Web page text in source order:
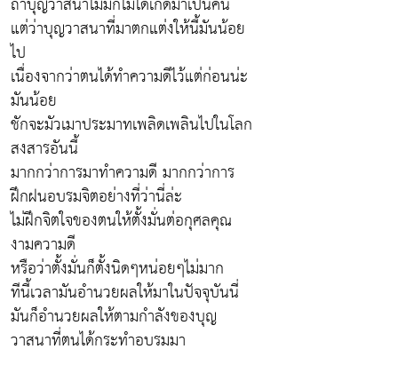
แต่ว่าบุญวาสนาที่มาตกแต่งให้นี้มันน้อย
ไป
เนื่องจากว่าตนได้ทำความดีไว้แต่ก่อนน่ะ
มันน้อย
ชักจะมัวเมาประมาทเพลิดเพลินไปในโลก
สงสารอันนี้
มากกว่าการมาทำความดี มากกว่าการ
ฝึกฝนอบรมจิตอย่างที่ว่านี่ล่ะ
ไม่ฝึกจิตใจของตนให้ตั้งมั่นต่อกุศลคุณ
งามความดี
หรือว่าตั้งมั่นก็ตั้งนิดๆหน่อยๆไม่มาก
ทีนี้เวลามันอำนวยผลให้มาในปัจจุบันนี่
มันก็อำนวยผลให้ตามกำลังของบุญ
วาสนาที่ตนได้กระทำอบรมมา